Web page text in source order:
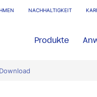
NACHHALTIGKEIT
Produkte